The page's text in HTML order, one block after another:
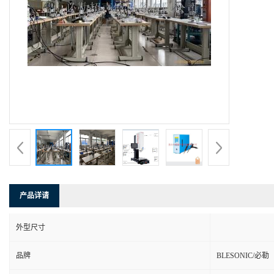
产品详请
外型尺寸
品牌 BLESONIC/必勒